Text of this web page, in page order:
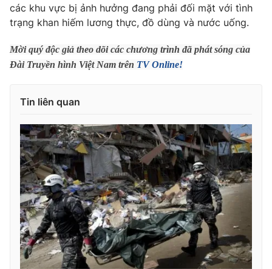
Phim VTV
Nhân vật
Giải sao mai
Giải trí
Điện ảnh
Âm nhạc
Đời sống
Làm đẹp
Chất lượng cuộc sống
Học trực tuyến
Công nghệ
Hitech Công nghệ tương lai
Sản phẩm
Thị trường
Tư vấn
Giao lưu trực tuyến
Lịch phát sóng
Chuyên mục khác
Emagazine Podcast
các khu vực bị ảnh hưởng đang phải đối mặt với tình
trạng khan hiếm lương thực, đồ dùng và nước uống.
Mời quý độc giả theo dõi các chương trình đã phát sóng của
Đài Truyền hình Việt Nam trên TV Online!
Tin liên quan